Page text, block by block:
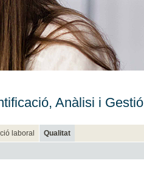
Anàlisi i Gestió
laboral Qualitat